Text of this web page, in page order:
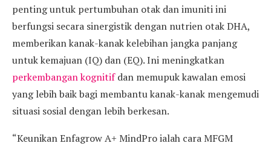
penting untuk pertumbuhan otak dan imuniti ini
berfungsi secara sinergistik dengan nutrien otak DHA,
memberikan kanak-kanak kelebihan jangka panjang
untuk kemajuan (IQ) dan (EQ). Ini meningkatkan
perkembangan kognitifdan memupuk kawalan emosi
yang lebih baik bagi membantu kanak-kanak mengemudi
situasi sosial dengan lebih berkesan.
“Keunikan Enfagrow A+ MindPro ialah cara MFGM